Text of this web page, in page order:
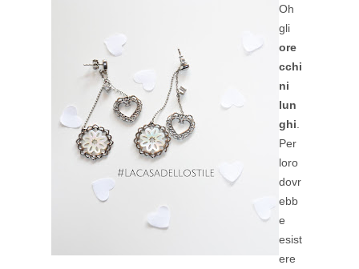
Oh
gli
ore
cchi
ni
lun
ghi.
Per
loro
dovr
ebb
e
esist
ere